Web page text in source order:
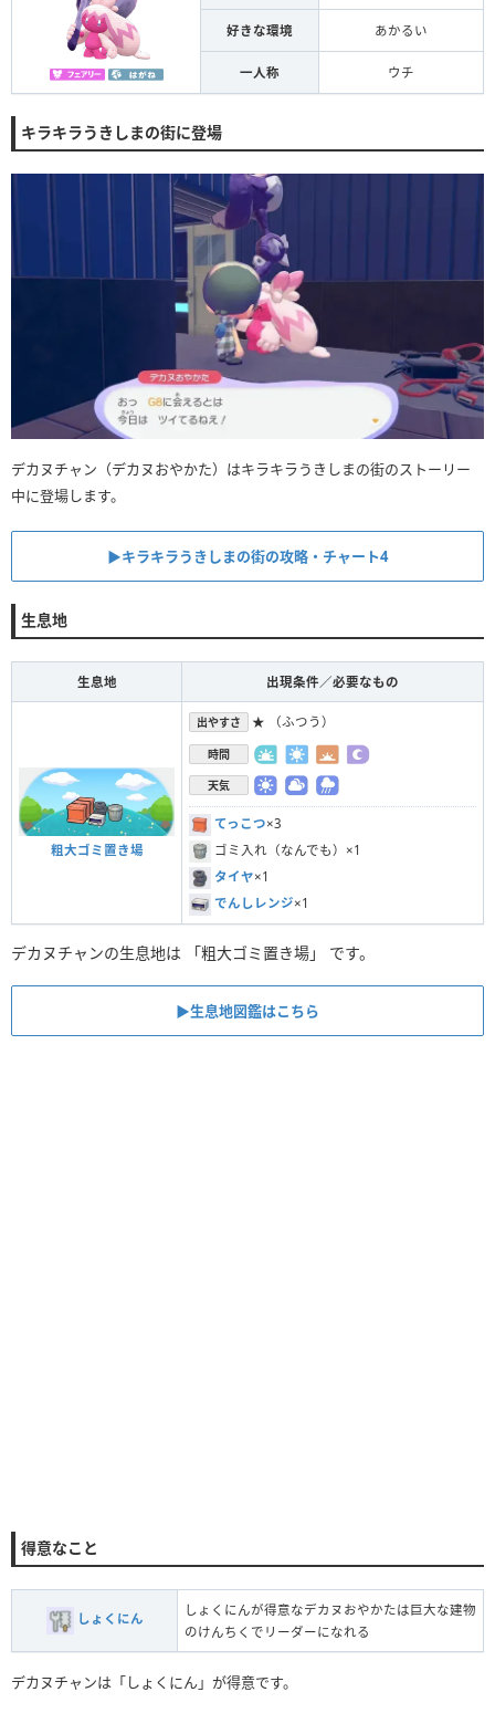
好きな環境 あかるい
一人称 ウチ
キラキラうきしまの街に登場
デカヌチャン（デカヌおやかた）はキラキラうきしまの街のストーリー
中に登場します。
▶︎キラキラうきしまの街の攻略・チャート4
生息地
生息地 出現条件／必要なもの
粗大ゴミ置き場
出やすさ ★ （ふつう）
時間
天気
てっこつ×3
ゴミ入れ（なんでも）×1
タイヤ×1
でんしレンジ×1
デカヌチャンの生息地は 「粗大ゴミ置き場」 です。
▶︎生息地図鑑はこちら
得意なこと
しょくにん
しょくにんが得意なデカヌおやかたは巨大な建物
のけんちくでリーダーになれる
デカヌチャンは「しょくにん」が得意です。